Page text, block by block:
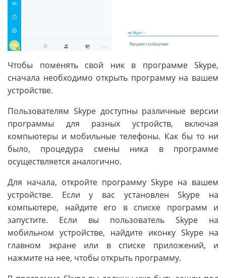
Чтобы поменять свой ник в программе Skype,
сначала необходимо открыть программу на вашем
устройстве.
Пользователям Skype доступны различные версии
программы для разных устройств, включая
компьютеры и мобильные телефоны. Как бы то ни
было, процедура смены ника в программе
осуществляется аналогично.
Для начала, откройте программу Skype на вашем
устройстве. Если у вас установлен Skype на
компьютере, найдите его в списке программ и
запустите. Если вы пользователь Skype на
мобильном устройстве, найдите иконку Skype на
главном экране или в списке приложений, и
нажмите на нее, чтобы открыть программу.